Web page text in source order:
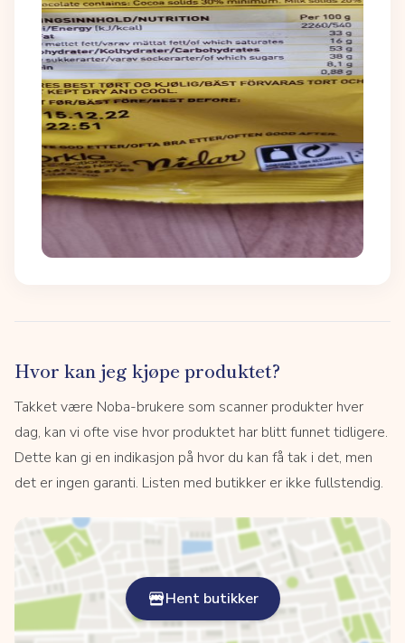
Hvor kan jeg kjøpe produktet?
Takket være Noba-brukere som scanner produkter hver
dag, kan vi ofte vise hvor produktet har blitt funnet tidligere.
Dette kan gi en indikasjon på hvor du kan få tak i det, men
det er ingen garanti. Listen med butikker er ikke fullstendig.
Hent butikker